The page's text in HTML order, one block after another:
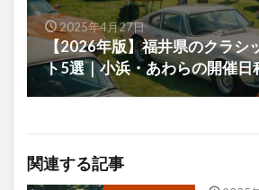
2025年4月27日
【2026年版】福井県のクラシ
ト5選｜小浜・あわらの開催日
関連する記事